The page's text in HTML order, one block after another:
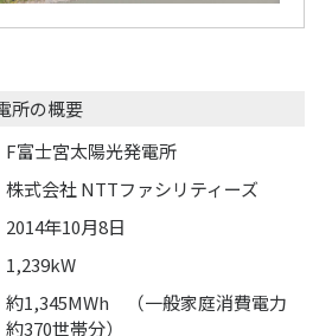
所の概要
F富士宮太陽光発電所
株式会社 NTTファシリティーズ
2014年10月8日
1,239kW
約1,345MWh （一般家庭消費電力
約370世帯分）